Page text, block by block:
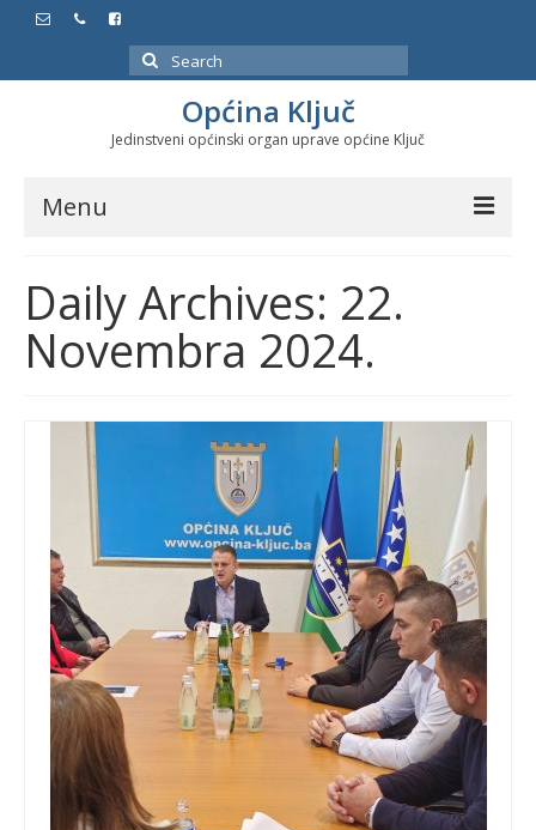
Search
for:
Općina Ključ
Jedinstveni općinski organ uprave općine Ključ
Menu
Službeni glasnici
Javne nabavke
Značajni datumi i manifestacije
Program energetske efikasnosti u stambenom
sektoru
Daily Archives: 22.
Novembra 2024.